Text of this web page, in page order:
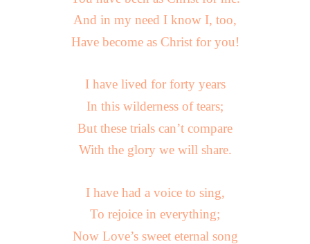
And in my need I know I, too,
Have become as Christ for you!
I have lived for forty years
In this wilderness of tears;
But these trials can’t compare
With the glory we will share.
I have had a voice to sing,
To rejoice in everything;
Now Love’s sweet eternal song